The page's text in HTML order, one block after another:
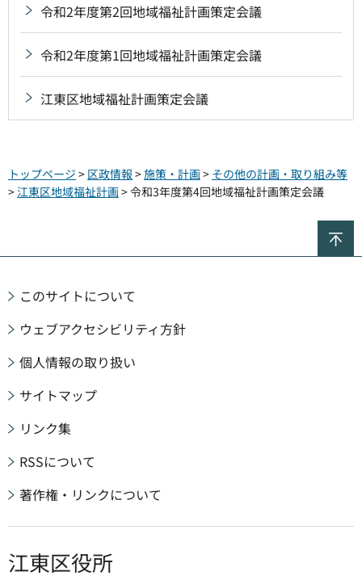
令和2年度第2回地域福祉計画策定会議
令和2年度第1回地域福祉計画策定会議
江東区地域福祉計画策定会議
トップページ > 区政情報 >施策・計画> その他の計画・取り組み等
>江東区地域福祉計画> 令和3年度第4回地域福祉計画策定会議
このサイトについて
ウェブアクセシビリティ方針
個人情報の取り扱い
サイトマップ
リンク集
RSSについて
著作権・リンクについて
江東区役所